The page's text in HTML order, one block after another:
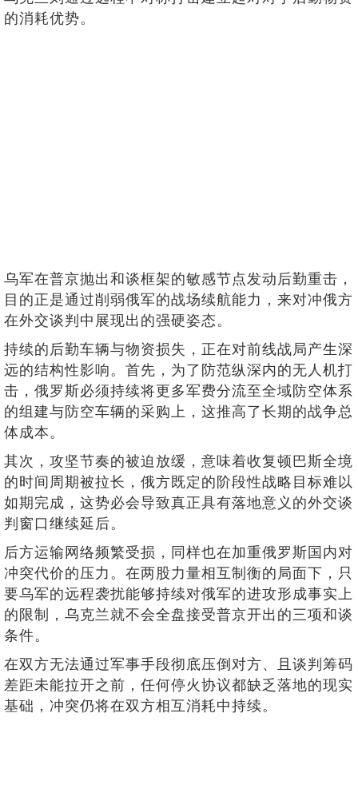
的消耗优势。
乌军在普京抛出和谈框架的敏感节点发动后勤重击，
目的正是通过削弱俄军的战场续航能力，来对冲俄方
在外交谈判中展现出的强硬姿态。
持续的后勤车辆与物资损失，正在对前线战局产生深
远的结构性影响。首先，为了防范纵深内的无人机打
击，俄罗斯必须持续将更多军费分流至全域防空体系
的组建与防空车辆的采购上，这推高了长期的战争总
体成本。
其次，攻坚节奏的被迫放缓，意味着收复顿巴斯全境
的时间周期被拉长，俄方既定的阶段性战略目标难以
如期完成，这势必会导致真正具有落地意义的外交谈
判窗口继续延后。
后方运输网络频繁受损，同样也在加重俄罗斯国内对
冲突代价的压力。在两股力量相互制衡的局面下，只
要乌军的远程袭扰能够持续对俄军的进攻形成事实上
的限制，乌克兰就不会全盘接受普京开出的三项和谈
条件。
在双方无法通过军事手段彻底压倒对方、且谈判筹码
差距未能拉开之前，任何停火协议都缺乏落地的现实
基础，冲突仍将在双方相互消耗中持续。